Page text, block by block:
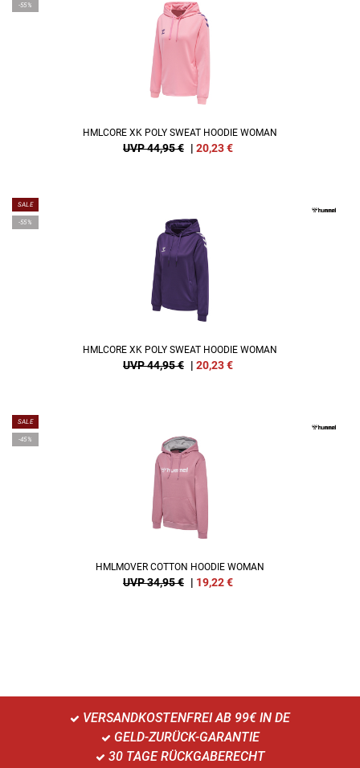
-55%
HMLCORE XK POLY SWEAT HOODIE WOMAN
UVP 44,95 € | 20,23€
SALE
-55%
HMLCORE XK POLY SWEAT HOODIE WOMAN
UVP 44,95 € | 20,23€
SALE
-45%
HMLMOVER COTTON HOODIE WOMAN
UVP 34,95 € | 19,22€
VERSANDKOSTENFREI AB 99€ IN DE
GELD-ZURÜCK-GARANTIE
30 TAGE RÜCKGABERECHT